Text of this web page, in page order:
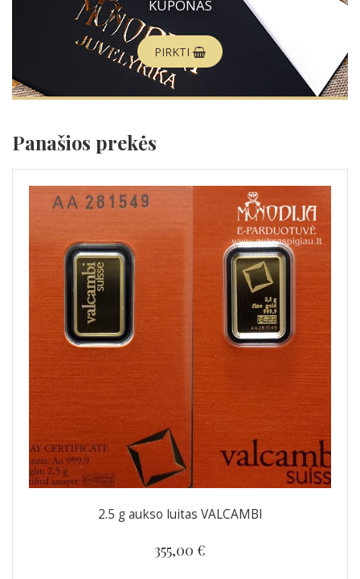
KUPONAS
PIRKTI
Panašios prekės
2.5 g aukso luitas VALCAMBI
355,00 €